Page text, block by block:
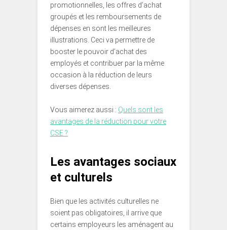
promotionnelles, les offres d’achat
groupés et les remboursements de
dépenses en sont les meilleures
illustrations. Ceci va permettre de
booster le pouvoir d’achat des
employés et contribuer par la même
occasion à la réduction de leurs
diverses dépenses.
Vous aimerez aussi : Quels sont les
avantages de la réduction pour votre
CSE ?
Les avantages sociaux
et culturels
Bien que les activités culturelles ne
soient pas obligatoires, il arrive que
certains employeurs les aménagent au